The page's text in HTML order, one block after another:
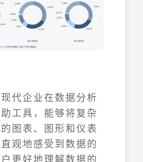
代企业在数据分析
工具，能够将复杂
图表、图形和仪表
观地感受到数据的
更好地理解数据的